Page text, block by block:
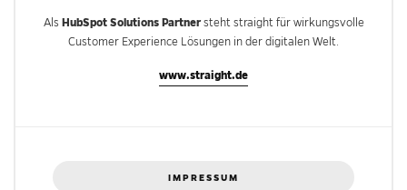
Als HubSpot Solutions Partnersteht straight für wirkungsvolle
Customer Experience Lösungen in der digitalen Welt.
www.straight.de
IMPRESSUM